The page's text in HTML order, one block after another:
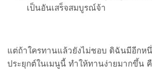
เป็นอันเสร็จสมบูรณ์จ้า
แต่ถ้าใครทานแล้วยังไม่ชอบ ดิฉันมีอีกห
ประยุกต์ในเมนูนี้ ทำให้ทานง่ายมากขึ้น